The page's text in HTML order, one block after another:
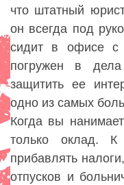
что штатный
он всегда под
сидит в офисе
погружен в
защитить ее
одно из самых
Когда вы
только оклад.
прибавлять
отпусков и